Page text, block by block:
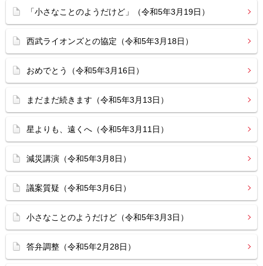
「小さなことのようだけど」（令和5年3月19日）
西武ライオンズとの協定（令和5年3月18日）
おめでとう（令和5年3月16日）
まだまだ続きます（令和5年3月13日）
星よりも、遠くへ（令和5年3月11日）
減災講演（令和5年3月8日）
議案質疑（令和5年3月6日）
小さなことのようだけど（令和5年3月3日）
答弁調整（令和5年2月28日）